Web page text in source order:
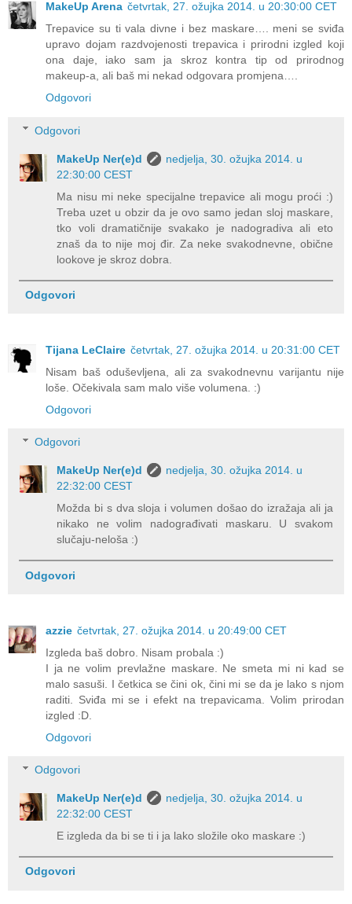
MakeUp Arena četvrtak, 27. ožujka 2014. u 20:30:00 CET
Trepavice su ti vala divne i bez maskare…. meni se sviđa
upravo dojam razdvojenosti trepavica i prirodni izgled koji
ona daje, iako sam ja skroz kontra tip od prirodnog
makeup-a, ali baš mi nekad odgovara promjena….
Odgovori
Odgovori
MakeUp Ner(e)d
nedjelja, 30. ožujka 2014. u
22:30:00 CEST
Ma nisu mi neke specijalne trepavice ali mogu proći :)
Treba uzet u obzir da je ovo samo jedan sloj maskare,
tko voli dramatičnije svakako je nadogradiva ali eto
znaš da to nije moj đir. Za neke svakodnevne, obične
lookove je skroz dobra.
Odgovori
Tijana LeClaire četvrtak, 27. ožujka 2014. u 20:31:00 CET
Nisam baš oduševljena, ali za svakodnevnu varijantu nije
loše. Očekivala sam malo više volumena. :)
Odgovori
Odgovori
MakeUp Ner(e)d
nedjelja, 30. ožujka 2014. u
22:32:00 CEST
Možda bi s dva sloja i volumen došao do izražaja ali ja
nikako ne volim nadograđivati maskaru. U svakom
slučaju-neloša :)
Odgovori
azzie četvrtak, 27. ožujka 2014. u 20:49:00 CET
Izgleda baš dobro. Nisam probala :)
I ja ne volim prevlažne maskare. Ne smeta mi ni kad se
malo sasuši. I četkica se čini ok, čini mi se da je lako s njom
raditi. Sviđa mi se i efekt na trepavicama. Volim prirodan
izgled :D.
Odgovori
Odgovori
MakeUp Ner(e)d
nedjelja, 30. ožujka 2014. u
22:32:00 CEST
E izgleda da bi se ti i ja lako složile oko maskare :)
Odgovori